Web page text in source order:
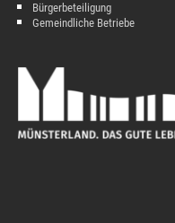
Bürgerbeteiligung
Gemeindliche Betriebe